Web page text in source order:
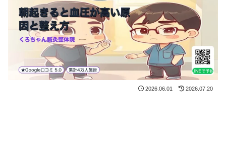
2026.06.01 2026.07.20